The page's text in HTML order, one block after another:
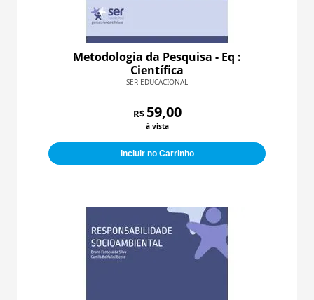
Metodologia da Pesquisa - Eq :
Científica
SER EDUCACIONAL
R$ 59,00
à vista
Incluir no Carrinho